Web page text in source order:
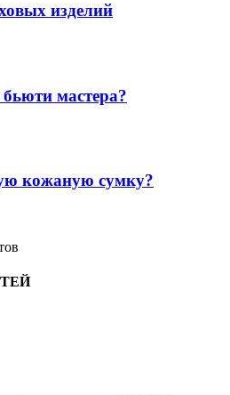
изделий
мастера?
кожаную сумку?